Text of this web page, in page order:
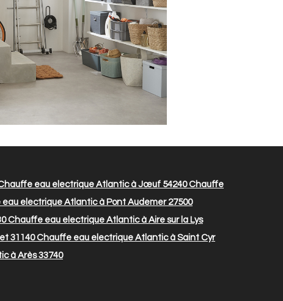
eau electrique Atlantic à Jœuf 54240Chauffe
electrique Atlantic à Pont Audemer 27500
Chauffe eau electrique Atlantic à Aire sur la Lys
31140Chauffe eau electrique Atlantic à Saint Cyr
à Arès 33740